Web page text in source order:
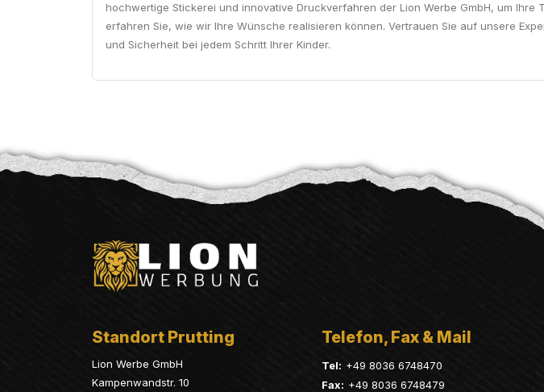
hochwertige Stickerei und innovative Druckverfahren der Lion Werbe GmbH, um
erfahren Sie, wie wir Ihre Wünsche realisieren können. Vertrauen Sie auf unsere
und Sicherheit bei jedem Schritt Ihrer Kinder.
Standort Prutting
Lion Werbe GmbH
Kampenwandstr. 10
Telefon, Fax & Mail
Tel: +49 8036 6748470
Fax: +49 8036 6748479